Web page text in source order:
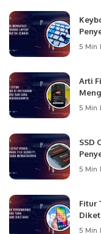
5 Min
Arti
5 Min
SSD
5 Min
Fitur
5 Min